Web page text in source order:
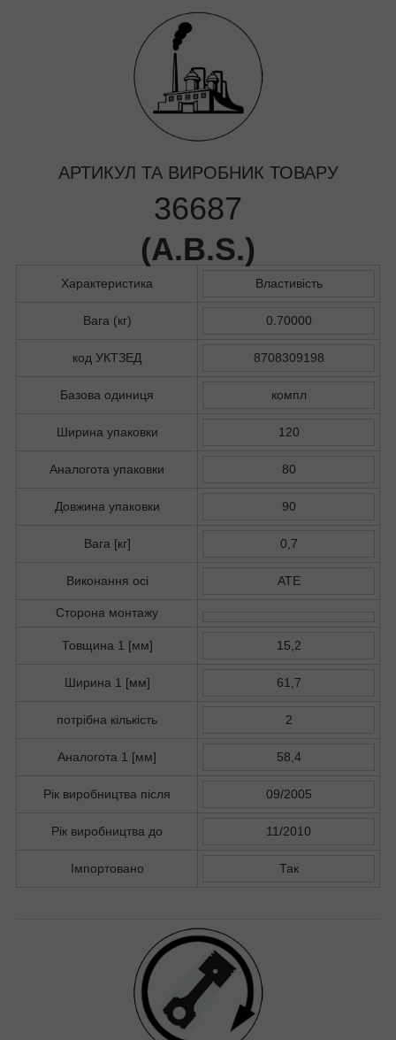
АРТИКУЛ ТА ВИРОБНИК ТОВАРУ
36687
(A.B.S.)
Характеристика Властивість
Вага (кг) 0.70000
код УКТЗЕД 8708309198
Базова одиниця компл
Ширина упаковки 120
Аналогота упаковки 80
Довжина упаковки 90
Вага [кг] 0,7
Виконання осі ATE
Сторона монтажу
Товщина 1 [мм] 15,2
Ширина 1 [мм] 61,7
потрібна кількість 2
Аналогота 1 [мм] 58,4
Рік виробництва після 09/2005
Рік виробництва до 11/2010
Імпортовано Так